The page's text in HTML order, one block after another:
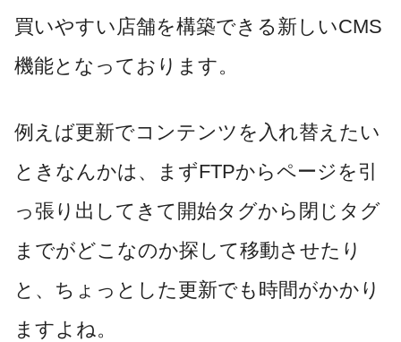
買いやすい店舗を構築できる新しいCMS
機能となっております。
例えば更新でコンテンツを入れ替えたい
ときなんかは、まずFTPからページを引
っ張り出してきて開始タグから閉じタグ
までがどこなのか探して移動させたり
と、ちょっとした更新でも時間がかかり
ますよね。